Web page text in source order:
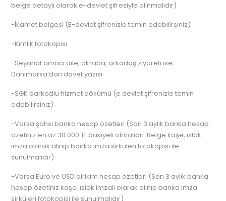
belge detaylı olarak e-devlet şifresiyle alınmalıdır)
-İkamet belgesi (E-devlet şifrenizle temin edebilirsiniz)
-Kimlik fotokopisi
-Seyahat amacı aile, akraba, arkadaş ziyareti ise
Danimarka’dan davet yazısı
-SGK barkodlu hizmet dökümü (e devlet şifrenizle temin
edebilirsiniz)
-Varsa şahsi banka hesap özetleri (Son 3 aylık banka hesap
özetiniz en az 30.000 TL bakiyeli olmalıdır. Belge kaşe, ıslak
imza olarak alınıp banka imza sirküleri fotokopisi ile
sunulmalıdır)
-Varsa Euro ve USD birikim hesap özetleri (Son 3 aylık banka
hesap özetiniz kaşe, ıslak imzalı olarak alınıp banka imza
sirküleri fotokopisi ile sunulmalıdır)